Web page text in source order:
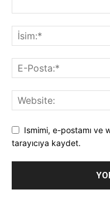
Ismimi, e-postamı ve
tarayıcıya kaydet.